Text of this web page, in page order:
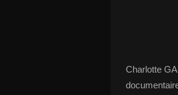
Charlotte